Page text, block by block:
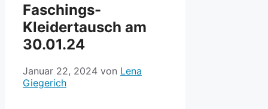
Faschings-
Kleidertausch am
30.01.24
Januar 22, 2024 von Lena
Giegerich